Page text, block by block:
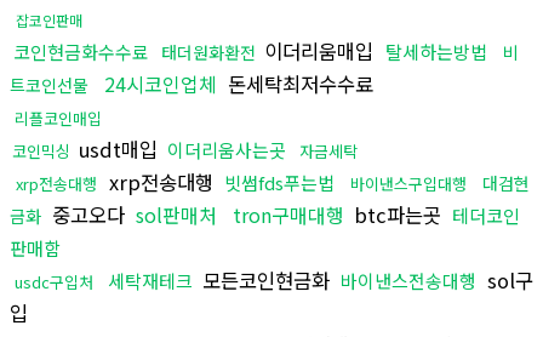
잡코인판매
코인현금화수수료 태더원화환전 이더리움매입 탈세하는방법
비
트코인선물
24시코인업체 돈세탁최저수수료
리플코인매입
코인믹싱 usdt매입 이더리움사는곳
자금세탁
xrp전송대행 xrp전송대행 빗썸fds푸는법 바이낸스구입대행
대검현
금화 중고오다 sol판매처 tron구매대행 btc파는곳 테더코인
판매함
usdc구입처 세탁재테크 모든코인현금화 바이낸스전송대행 sol구
입